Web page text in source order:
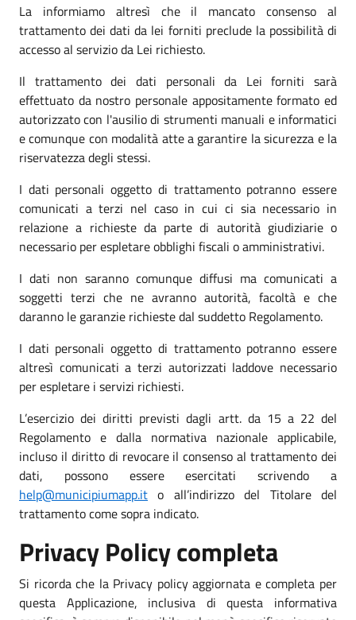
La informiamo altresì che il mancato consenso al
trattamento dei dati da lei forniti preclude la possibilità di
accesso al servizio da Lei richiesto.
Il trattamento dei dati personali da Lei forniti sarà
effettuato da nostro personale appositamente formato ed
autorizzato con l'ausilio di strumenti manuali e informatici
e comunque con modalità atte a garantire la sicurezza e la
riservatezza degli stessi.
I dati personali oggetto di trattamento potranno essere
comunicati a terzi nel caso in cui ci sia necessario in
relazione a richieste da parte di autorità giudiziarie o
necessario per espletare obblighi fiscali o amministrativi.
I dati non saranno comunque diffusi ma comunicati a
soggetti terzi che ne avranno autorità, facoltà e che
daranno le garanzie richieste dal suddetto Regolamento.
I dati personali oggetto di trattamento potranno essere
altresì comunicati a terzi autorizzati laddove necessario
per espletare i servizi richiesti.
L’esercizio dei diritti previsti dagli artt. da 15 a 22 del
Regolamento e dalla normativa nazionale applicabile,
incluso il diritto di revocare il consenso al trattamento dei
dati, possono essere esercitati scrivendo a
help@municipiumapp.it o all’indirizzo del Titolare del
trattamento come sopra indicato.
Privacy Policy completa
Si ricorda che la Privacy policy aggiornata e completa per
questa Applicazione, inclusiva di questa informativa